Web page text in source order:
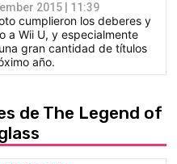
2015 | 11:39
cumplieron los deberes y
a Wii U, y especialmente
gran cantidad de títulos
año.
de The Legend of